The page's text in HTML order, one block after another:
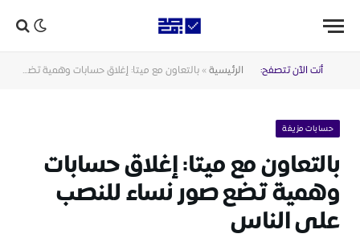
أنت الآن تتصفح: الرئيسية » بالتعاون مع ميتا: إغلاق حسابات وهمية تضع صور نساء للنصب على الناس
حسابات مزيفة
بالتعاون مع ميتا: إغلاق حسابات
وهمية تضع صور نساء للنصب
على الناس